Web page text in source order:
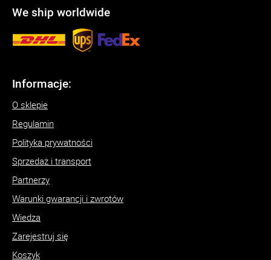
We ship worldwide
Informacje:
O sklepie
Regulamin
Polityka prywatności
Sprzedaż i transport
Partnerzy
Warunki gwarancji i zwrotów
Wiedza
Zarejestruj się
Koszyk